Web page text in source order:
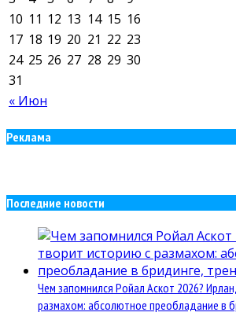
« Июн
10 11 12 13 14 15 16
17 18 19 20 21 22 23
24 25 26 27 28 29 30
31
Реклама
Последние новости
Чем запомнился Ройал Аскот 2026?
размахом: абсолютное преобладание в